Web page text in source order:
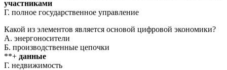
участниками
Г. полное государственное управление
Какой из элементов является основой цифровой экономики?
А. энергоносители
Б. производственные цепочки
**+ данные
Г. недвижимость